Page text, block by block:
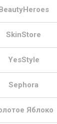
SkinStore
YesStyle
Sephora
Яблоко